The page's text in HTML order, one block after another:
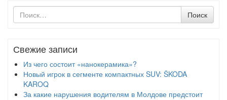
Поиск
по
Поиск
Свежие записи
Из чего состоит «нанокерамика»?
Новый игрок в сегменте компактных SUV: ŠKODA
KAROQ
За какие нарушения водителям в Молдове предстоит